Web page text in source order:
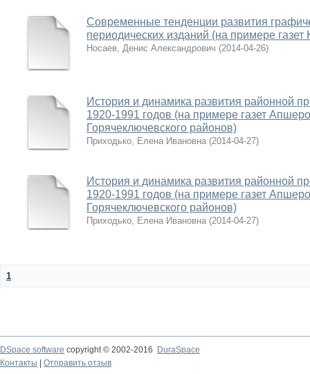
Современные тенденции развития
периодических изданий (на примере газет
Носаев, Денис Александрович (2014-04-26)
История и динамика развития районной
1920-1991 годов (на примере газет
Горячеключевского районов)
Приходько, Елена Ивановна (2014-04-27)
История и динамика развития районной
1920-1991 годов (на примере газет
Горячеключевского районов)
Приходько, Елена Ивановна (2014-04-27)
1
DSpace software copyright © 2002-2016
DuraSpace
Контакты
Отправить отзыв